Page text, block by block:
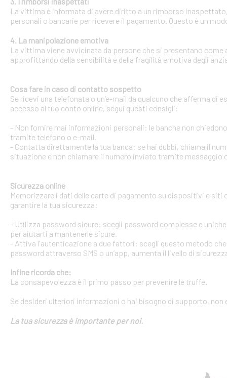
La vittima è informata di avere diritto a un rimborso
personali o bancarie per ricevere il pagamento. Questo è un
4. La manipolazione emotiva
La vittima viene avvicinata da persone che si presentano
approfittando della sensibilità e della fragilità emotiva degli
Cosa fare in caso di contatto sospetto
Se ricevi una telefonata o un’e-mail da qualcuno che afferma di
accesso al tuo conto online, segui questi consigli:
- Non fornire mai informazioni personali: le banche non
tramite telefono o e-mail.
- Contatta direttamente la tua banca: se hai dubbi, chiama il
situazione e non chiamare il numero inviato tramite messaggio
Sicurezza online
Memorizzare i dati delle carte di pagamento su dispositivi e
garantire la tua sicurezza:
- Utilizza password sicure: scegli password complesse e
per aiutarti a mantenerle sicure.
- Attiva l'autenticazione a due fattori: scegli questo metodo
password attraverso SMS o un’app, aumenta il livello di
Infine ricorda che:
La consapevolezza è il primo passo per prevenire le truffe.
Se desideri ulteriori informazioni o hai bisogno di supporto,
La tua sicurezza è importante per noi.